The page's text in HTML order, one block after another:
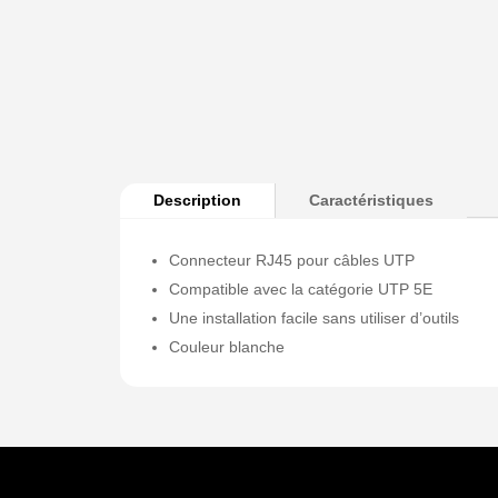
Description Caractéristiques
Connecteur RJ45 pour câbles UTP
Compatible avec la catégorie UTP 5E
Une installation facile sans utiliser d’outils
Couleur blanche